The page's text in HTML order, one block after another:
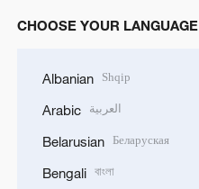
CHOOSE YOUR LANGUAGE
Albanian Shqip
Arabic العربية
Belarusian Беларуская
Bengali বাংলা